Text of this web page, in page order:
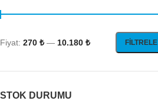
FILTRELE
Fiyat: 270 ₺ — 10.180 ₺
STOK DURUMU